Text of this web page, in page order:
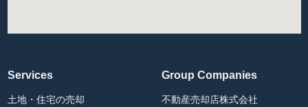
Services
土地・住宅の売却
Group Companies
不動産売却店株式会社